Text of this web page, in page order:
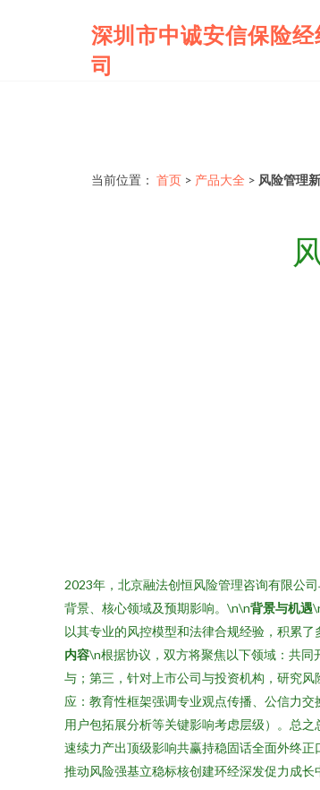
深圳市中诚安信保险
司
当前位置： 首页 > 产品大全 > 风险管理
2023年，北京融法创恒风险管理咨询有限公
背景、核心领域及预期影响。\n\n背景与机遇
以其专业的风控模型和法律合规经验，积累
内容\n根据协议，双方将聚焦以下领域：共
与；第三，针对上市公司与投资机构，研究
应：教育性框架强调专业观点传播、公信力
用户包拓展分析等关键影响考虑层级）。总
速续力产出顶级影响共赢持稳固话全面外终
推动风险强基立稳标核创建环经深发促力成